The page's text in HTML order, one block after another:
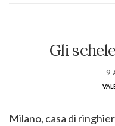
Gli
9
Milano, casa di